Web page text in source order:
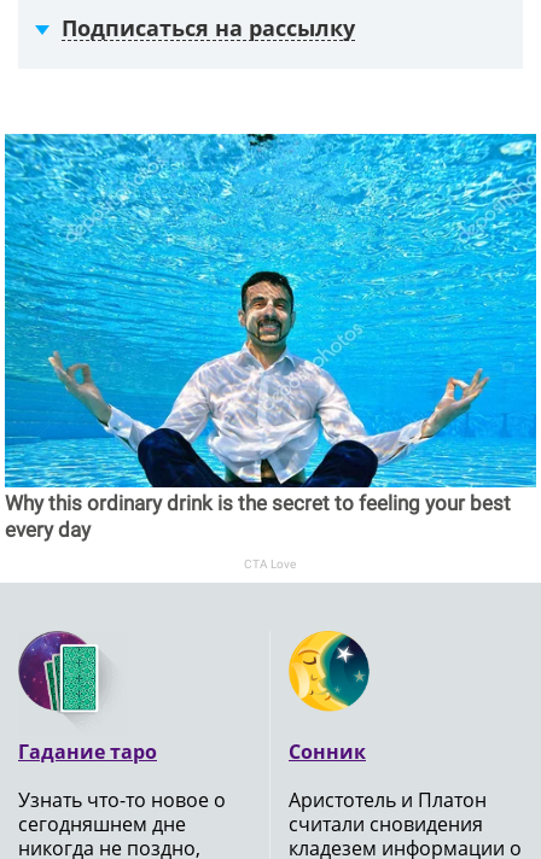
Подписаться на рассылку
Why this ordinary drink is the secret to feeling your best
every day
CTA Love
Гадание таро
Узнать что-то новое о
сегодняшнем дне
никогда не поздно,
Сонник
Аристотель и Платон
считали сновидения
кладезем информации о